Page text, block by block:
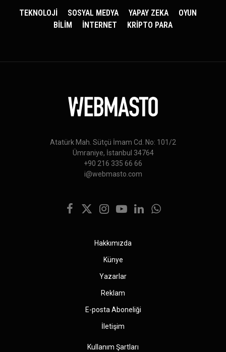
TEKNOLOJİ SOSYAL MEDYA YAPAY ZEKA
OYUN
BİLİM
İNTERNET KRİPTO PARA
Atatürk Mah. Sütçü İmam Cd. No: 101/2
Ümraniye, İstanbul 34764
+90 216 335 66 66
i@webmasto.com
Facebook
X
Instagram
YouTubeLinkedInWhatsApp
Hakkımızda
Künye
Yazarlar
Reklam
E-posta Aboneliği
İletişim
Kullanım Şartları